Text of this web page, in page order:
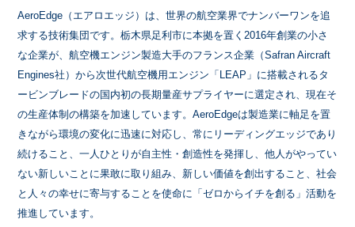
AeroEdge（エアロエッジ）は、世界の航空業界でナンバーワンを追
求する技術集団です。栃木県足利市に本拠を置く2016年創業の小さ
な企業が、航空機エンジン製造大手のフランス企業（Safran Aircraft
Engines社）から次世代航空機用エンジン「 LEAP 」に搭載されるタ
ービンブレードの国内初の長期量産サプライヤーに選定され、現在そ
の生産体制の構築を加速しています。AeroEdgeは製造業に軸足を置
きながら環境の変化に迅速に対応し、常にリーディングエッジであり
続けること、一人ひとりが自主性・創造性を発揮し、他人がやってい
ない新しいことに果敢に取り組み、新しい価値を創出すること、社会
と人々の幸せに寄与することを使命に「ゼロからイチを創る」活動を
推進しています。